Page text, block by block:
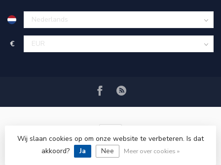
€
© Copyright 2026 VRSPLUS
Wij slaan cookies op om onze website te verbeteren. Is dat
akkoord?
Ja Nee Meer over cookies »